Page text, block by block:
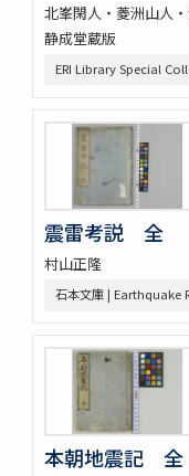
北峯閑人・菱洲山人
静成堂蔵版
ERI Library Special
震雷考説 全
村山正隆
石本文庫 | Earthquake
本朝地震記 全